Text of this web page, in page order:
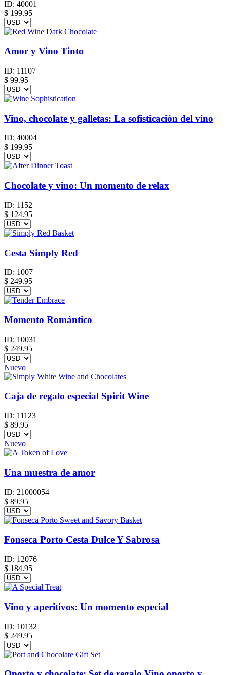
ID: 40001
$ 199.95
Amor y Vino Tinto
ID: 11107
$ 99.95
Vino, chocolate y galletas: La sofisticación del vino
ID: 40004
$ 199.95
Chocolate y vino: Un momento de relax
ID: 1152
$ 124.95
Cesta Simply Red
ID: 1007
$ 249.95
Momento Romántico
ID: 10031
$ 249.95
Nuevo
Caja de regalo especial Spirit Wine
ID: 11123
$ 89.95
Nuevo
Una muestra de amor
ID: 21000054
$ 89.95
Fonseca Porto Cesta Dulce Y Sabrosa
ID: 12076
$ 184.95
Vino y aperitivos: Un momento especial
ID: 10132
$ 249.95